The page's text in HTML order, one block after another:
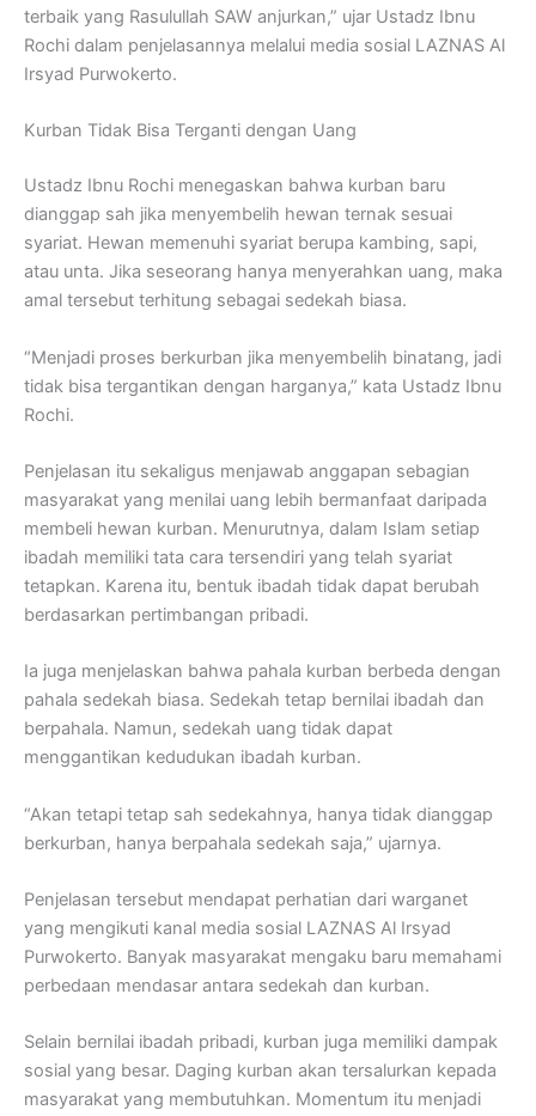
terbaik yang Rasulullah SAW anjurkan,” ujar Ustadz Ibnu
Rochi dalam penjelasannya melalui media sosial LAZNAS Al
Irsyad Purwokerto.
Kurban Tidak Bisa Terganti dengan Uang
Ustadz Ibnu Rochi menegaskan bahwa kurban baru
dianggap sah jika menyembelih hewan ternak sesuai
syariat. Hewan memenuhi syariat berupa kambing, sapi,
atau unta. Jika seseorang hanya menyerahkan uang, maka
amal tersebut terhitung sebagai sedekah biasa.
“Menjadi proses berkurban jika menyembelih binatang, jadi
tidak bisa tergantikan dengan harganya,” kata Ustadz Ibnu
Rochi.
Penjelasan itu sekaligus menjawab anggapan sebagian
masyarakat yang menilai uang lebih bermanfaat daripada
membeli hewan kurban. Menurutnya, dalam Islam setiap
ibadah memiliki tata cara tersendiri yang telah syariat
tetapkan. Karena itu, bentuk ibadah tidak dapat berubah
berdasarkan pertimbangan pribadi.
Ia juga menjelaskan bahwa pahala kurban berbeda dengan
pahala sedekah biasa. Sedekah tetap bernilai ibadah dan
berpahala. Namun, sedekah uang tidak dapat
menggantikan kedudukan ibadah kurban.
“Akan tetapi tetap sah sedekahnya, hanya tidak dianggap
berkurban, hanya berpahala sedekah saja,” ujarnya.
Penjelasan tersebut mendapat perhatian dari warganet
yang mengikuti kanal media sosial LAZNAS Al Irsyad
Purwokerto. Banyak masyarakat mengaku baru memahami
perbedaan mendasar antara sedekah dan kurban.
Selain bernilai ibadah pribadi, kurban juga memiliki dampak
sosial yang besar. Daging kurban akan tersalurkan kepada
masyarakat yang membutuhkan. Momentum itu menjadi